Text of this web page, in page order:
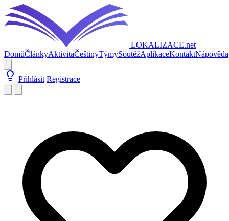
LOKALIZACE.net
DomůČlánkyAktivitaČeštinyTýmySoutěžAplikaceKontaktNápověda
Přihlásit Registrace